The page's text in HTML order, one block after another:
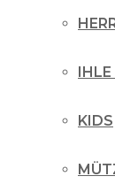
IHLE
KIDS